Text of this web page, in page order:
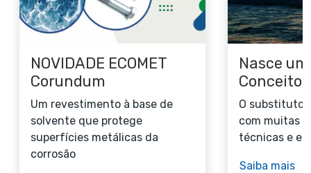
NOVIDADE ECOMET
Corundum
Um revestimento à base de
solvente que protege
superfícies metálicas da
corrosão
Nasce
Conceito
O substituto
com muitas
técnicas e
Saiba mais